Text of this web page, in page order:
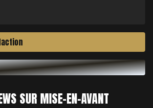
SUR MISE-EN-AVANT